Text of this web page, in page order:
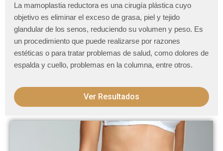
La mamoplastia reductora es una cirugía plástica cuyo
objetivo es eliminar el exceso de grasa, piel y tejido
glandular de los senos, reduciendo su volumen y peso. Es
un procedimiento que puede realizarse por razones
estéticas o para tratar problemas de salud, como dolores de
espalda y cuello, problemas en la columna, entre otros.
Ver Resultados